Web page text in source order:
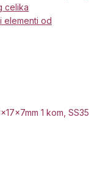
celika
elementi od